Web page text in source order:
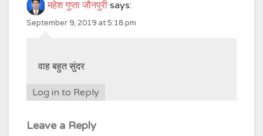
महेश गुप्ता जौनपुरी says:
September 9, 2019 at 5:18 pm
वाह बहुत सुंदर
Log in to Reply
Leave a Reply